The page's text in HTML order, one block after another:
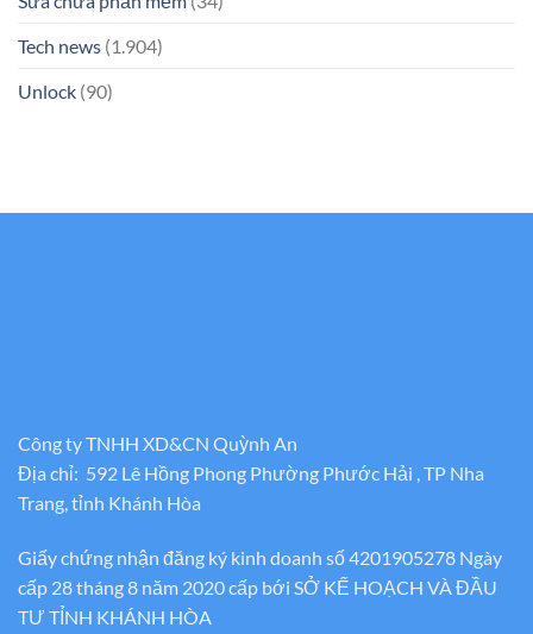
Tech news (1.904)
Unlock (90)
Công ty TNHH XD&CN Quỳnh An
Địa chỉ: 592 Lê Hồng Phong Phường Phước Hải , TP Nha
Trang, tỉnh Khánh Hòa
Giấy chứng nhận đăng ký kinh doanh số 4201905278 Ngày
cấp 28 tháng 8 năm 2020 cấp bới SỞ KẾ HOẠCH VÀ ĐẦU
TƯ TỈNH KHÁNH HÒA